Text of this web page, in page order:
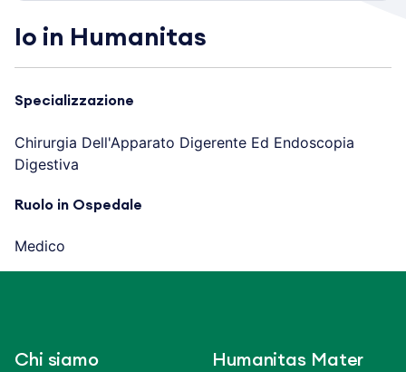
Io in Humanitas
Specializzazione
Chirurgia Dell'Apparato Digerente Ed Endoscopia
Digestiva
Ruolo in Ospedale
Medico
Chi siamo
Humanitas Mater